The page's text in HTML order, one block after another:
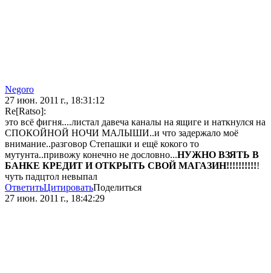
Negoro
27 июн. 2011 г., 18:31:12
Re[Ratso]:
это всё фигня....листал давеча каналы на ящиге и наткнулся на
СПОКОЙНОЙ НОЧИ МАЛЫШИ..и что задержало моё
внимание..разговор Степашки и ещё кокого то
мутунта..привожу конечно не дословно...НУЖНО ВЗЯТЬ В
БАНКЕ КРЕДИТ И ОТКРЫТЬ СВОЙ МАГАЗИН!!!!!!!!!!!
чуть падцтол невыпал
ОтветитьЦитироватьПоделиться
27 июн. 2011 г., 18:42:29